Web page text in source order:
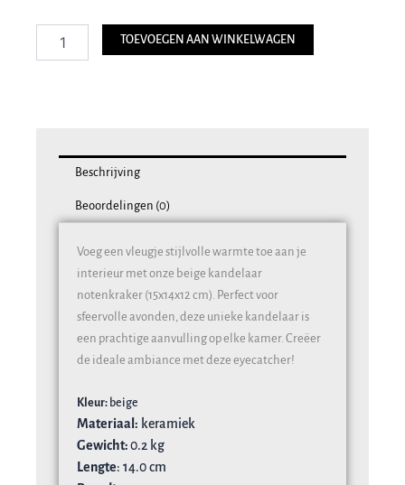
aantal
TOEVOEGEN AAN WINKELWAGEN
Beschrijving
Beoordelingen (0)
Voeg een vleugje stijlvolle warmte toe aan je
interieur met onze beige kandelaar
notenkraker (15x14x12 cm). Perfect voor
sfeervolle avonden, deze unieke kandelaar is
een prachtige aanvulling op elke kamer. Creëer
de ideale ambiance met deze eyecatcher!
Kleur: beige
Materiaal: keramiek
Gewicht:0.2 kg
Lengte: 14.0 cm